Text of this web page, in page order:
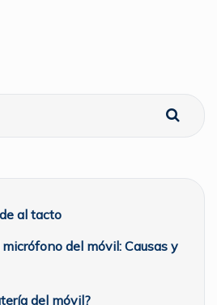
al tacto
del móvil: Causas y
del móvil?